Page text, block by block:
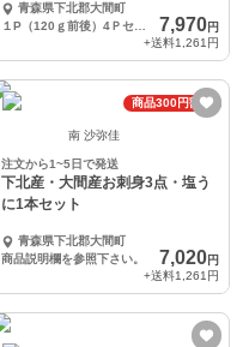
青森県下北郡大間町
１P（120ｇ前後）4Ｐセット/ローストビーフ200ｇ
7,970円
+送料1,261円
商品300円割引
南 沙弥佳
注文から1~5日で発送
下北産・大間産お刺身3点・塩う
に1本セット
青森県下北郡大間町
商品説明欄を参照下さい。
7,020円
+送料1,261円